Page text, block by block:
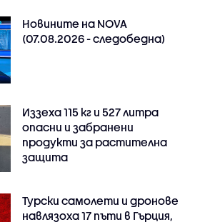
Новините на NOVA
(07.08.2026 - следобедна)
Иззеха 115 кг и 527 литра
опасни и забранени
продукти за растителна
защита
Турски самолети и дронове
навлязоха 17 пъти в Гърция,